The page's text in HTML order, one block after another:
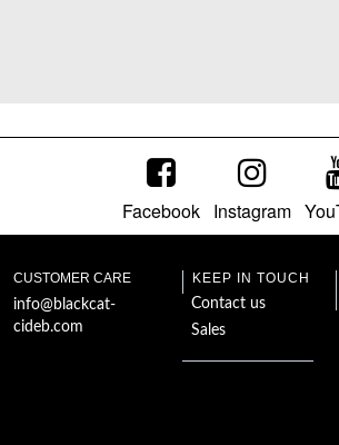
Mind the
Characters
Facebook Instagram